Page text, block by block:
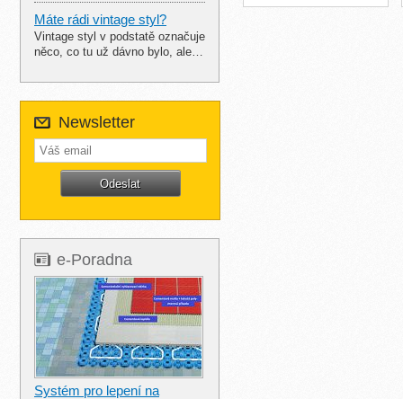
Máte rádi vintage styl?
Vintage styl v podstatě označuje
něco, co tu už dávno bylo, ale…
Newsletter
e-Poradna
Systém pro lepení na